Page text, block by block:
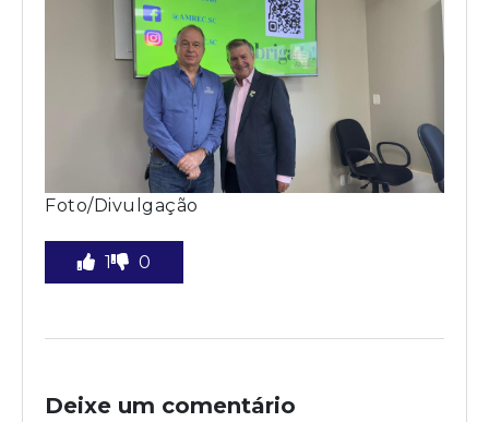
Foto/Divulgação
1 0
Deixe um comentário